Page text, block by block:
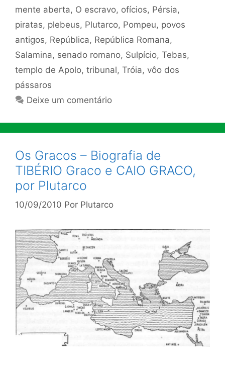
mente aberta, O escravo, ofícios, Pérsia,
piratas, plebeus, Plutarco, Pompeu, povos
antigos, República, República Romana,
Salamina, senado romano, Sulpício, Tebas,
templo de Apolo, tribunal, Tróia, vôo dos
pássaros
Deixe um comentário
Os Gracos – Biografia de
TIBÉRIO Graco e CAIO GRACO,
por Plutarco
10/09/2010 Por Plutarco